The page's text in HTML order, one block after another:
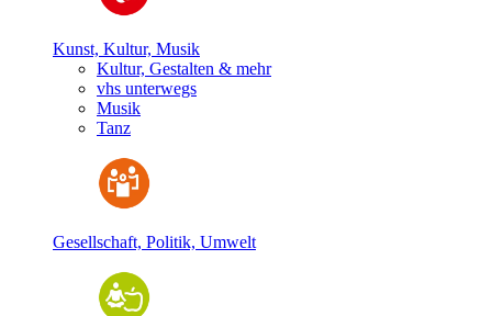
Kunst, Kultur, Musik
Kultur, Gestalten & mehr
vhs unterwegs
Musik
Tanz
Gesellschaft, Politik, Umwelt